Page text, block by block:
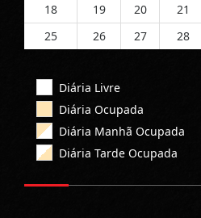
18
19 20 21
25
26 27 28
Diária Livre
Diária Ocupada
Diária Manhã Ocupada
Diária Tarde Ocupada